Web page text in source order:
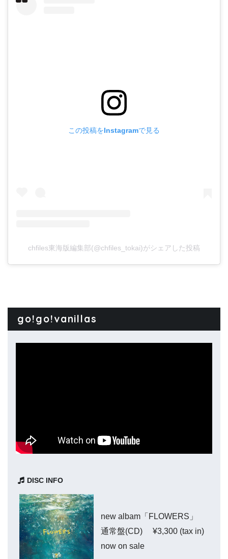
この投稿をInstagramで見る
chfiles東海版編集部(@chfiles_tokai)がシェアした投稿
go!go!vanillas
DISC INFO
new albam「FLOWERS」
通常盤(CD) ¥3,300 (tax in)
now on sale